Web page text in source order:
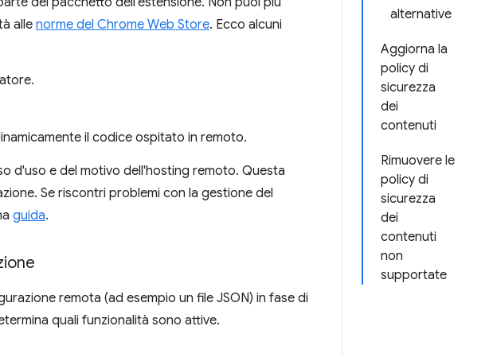
alternative
Aggiorna la
policy di
sicurezza
dei
contenuti
Rimuovere le
policy di
sicurezza
dei
contenuti
non
supportate
allenorme del Chrome Web Store. Ecco alcuni
il codice ospitato in remoto.
d'uso e del motivo dell'hosting remoto. Questa
Se riscontri problemi con la gestione del
guida.
remota (ad esempio un file JSON) in fase di
quali funzionalità sono attive.